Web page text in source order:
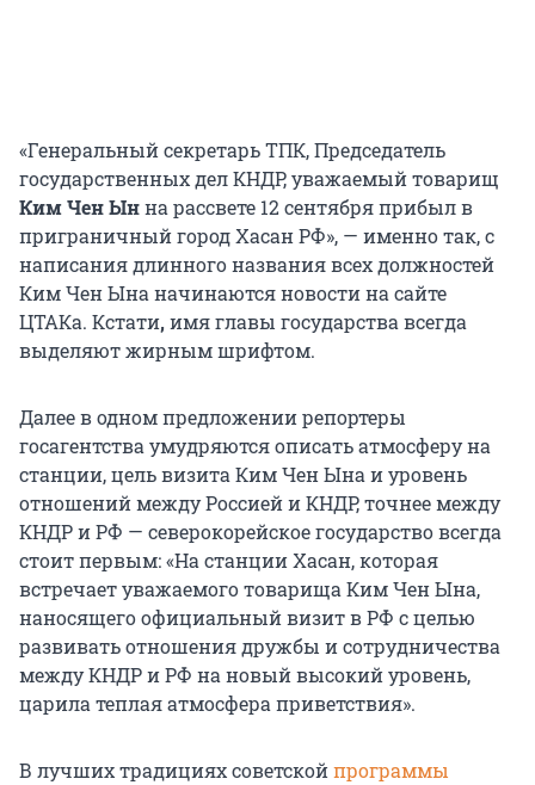
«Генеральный секретарь ТПК, Председатель
государственных дел КНДР, уважаемый товарищ
Ким Чен Ынна рассвете 12 сентября прибыл в
приграничный город Хасан РФ», — именно так, с
написания длинного названия всех должностей
Ким Чен Ына начинаются новости на сайте
ЦТАКа. Кстати,имя главы государства всегда
выделяют жирным шрифтом.
Далее в одном предложении репортеры
госагентства умудряются описать атмосферу на
станции, цель визита Ким Чен Ына и уровень
отношений между Россией и КНДР, точнее между
КНДР и РФ — северокорейское государство всегда
стоит первым: «На станции Хасан, которая
встречает уважаемого товарища Ким Чен Ына,
наносящего официальный визит в РФ с целью
развивать отношения дружбы и сотрудничества
между КНДР и РФ на новый высокий уровень,
царила теплая атмосфера приветствия».
В лучших традициях советскойпрограммы